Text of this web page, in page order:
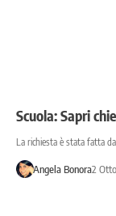
Scuola: Sapri
La richiesta è stata fatta
Angela Bonora2